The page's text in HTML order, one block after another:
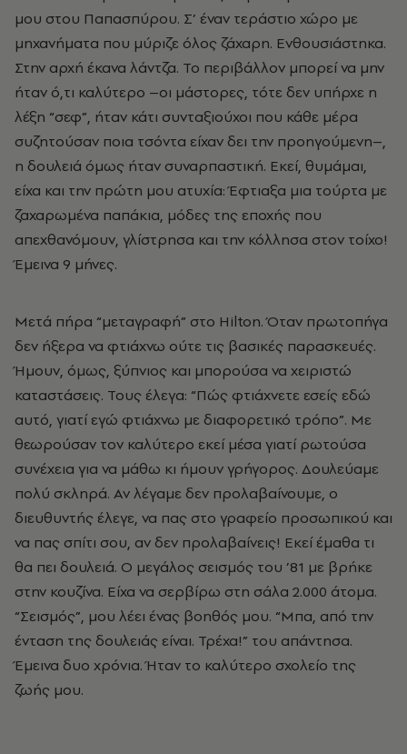
μου στου Παπασπύρου. Σ’ έναν τεράστιο χώρο με
μηχανήματα που μύριζε όλος ζάχαρη. Ενθουσιάστηκα.
Στην αρχή έκανα λάντζα. Το περιβάλλον μπορεί να μην
ήταν ό,τι καλύτερο –οι μάστορες, τότε δεν υπήρχε η
λέξη “σεφ”, ήταν κάτι συνταξιούχοι που κάθε μέρα
συζητούσαν ποια τσόντα είχαν δει την προηγούμενη–,
η δουλειά όμως ήταν συναρπαστική. Εκεί, θυμάμαι,
είχα και την πρώτη μου ατυχία: Έφτιαξα μια τούρτα με
ζαχαρωμένα παπάκια, μόδες της εποχής που
απεχθανόμουν, γλίστρησα και την κόλλησα στον τοίχο!
Έμεινα 9 μήνες.
Μετά πήρα “μεταγραφή” στο Hilton. Όταν πρωτοπήγα
δεν ήξερα να φτιάχνω ούτε τις βασικές παρασκευές.
Ήμουν, όμως, ξύπνιος και μπορούσα να χειριστώ
καταστάσεις. Τους έλεγα: “Πώς φτιάχνετε εσείς εδώ
αυτό, γιατί εγώ φτιάχνω με διαφορετικό τρόπο”. Με
θεωρούσαν τον καλύτερο εκεί μέσα γιατί ρωτούσα
συνέχεια για να μάθω κι ήμουν γρήγορος. Δουλεύαμε
πολύ σκληρά. Αν λέγαμε δεν προλαβαίνουμε, ο
διευθυντής έλεγε, να πας στο γραφείο προσωπικού και
να πας σπίτι σου, αν δεν προλαβαίνεις! Εκεί έμαθα τι
θα πει δουλειά. Ο μεγάλος σεισμός του ’81 με βρήκε
στην κουζίνα. Είχα να σερβίρω στη σάλα 2.000 άτομα.
“Σεισμός”, μου λέει ένας βοηθός μου. “Μπα, από την
ένταση της δουλειάς είναι. Τρέχα!” του απάντησα.
Έμεινα δυο χρόνια. Ήταν το καλύτερο σχολείο της
ζωής μου.